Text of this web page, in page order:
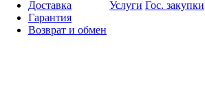
Доставка
Гарантия
Возврат и обмен
Услуги Гос. закупки